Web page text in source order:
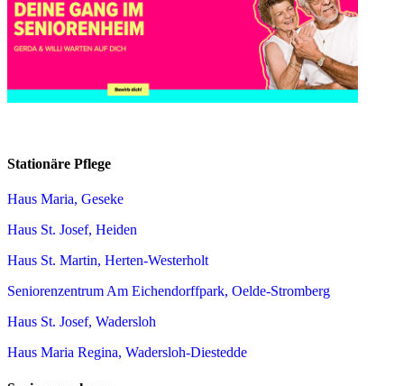
Stationäre Pflege
Haus Maria, Geseke
Haus St. Josef, Heiden
Haus St. Martin, Herten-Westerholt
Seniorenzentrum Am Eichendorffpark, Oelde-Stromberg
Haus St. Josef, Wadersloh
Haus Maria Regina, Wadersloh-Diestedde